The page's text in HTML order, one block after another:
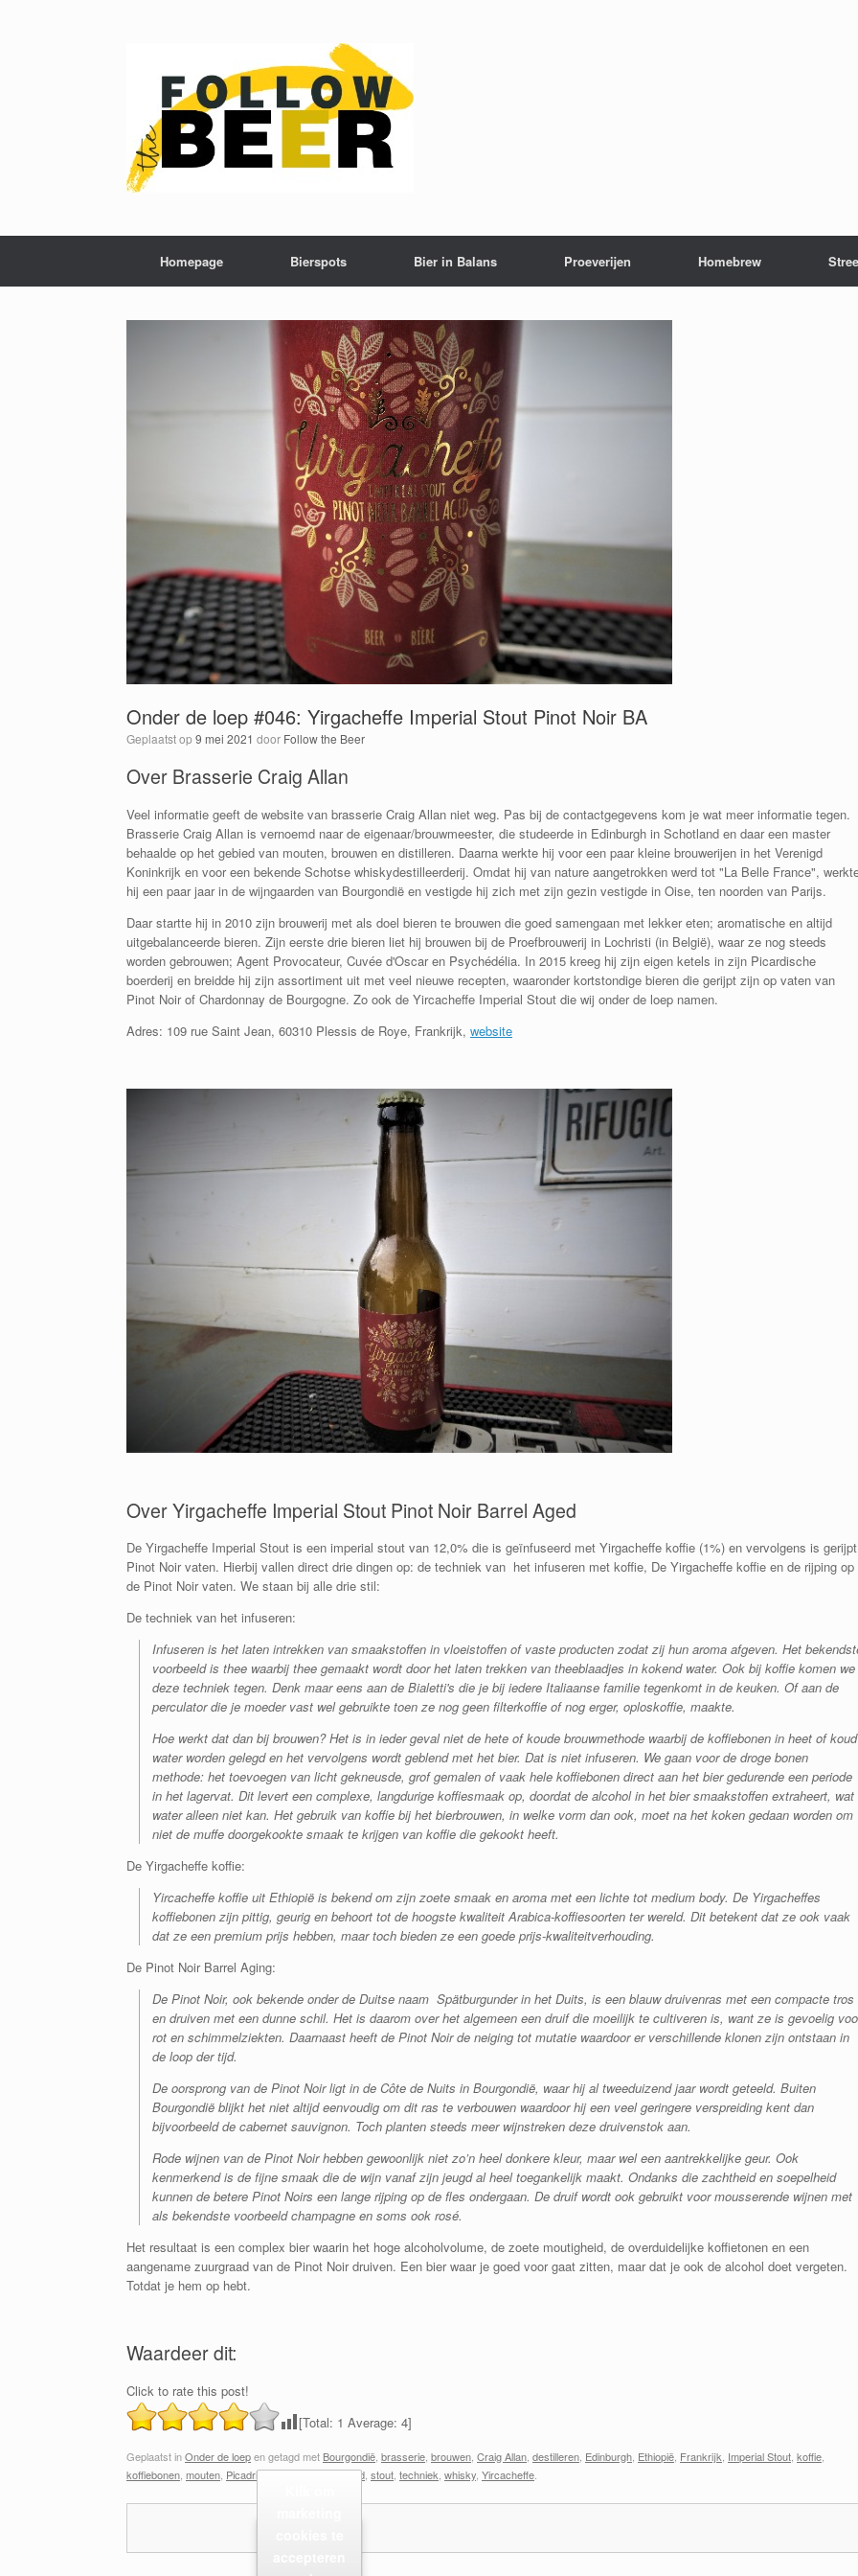
Homepage Bierspots Bier in Balans Proeverijen Homebrew
Onder de loep #046: Yirgacheffe Imperial Stout Pinot Noir BA
Geplaatst op9 mei 2021 door Follow the Beer
Over Brasserie Craig Allan
Veel informatie geeft de website van brasserie Craig Allan niet weg. Pas bij de contactgegevens kom je wat meer informatie tegen.
Brasserie Craig Allan is vernoemd naar de eigenaar/brouwmeester, die studeerde in Edinburgh in Schotland en daar een master
behaalde op het gebied van mouten, brouwen en distilleren. Daarna werkte hij voor een paar kleine brouwerijen in het Verenigd
Koninkrijk en voor een bekende Schotse whiskydestilleerderij. Omdat hij van nature aangetrokken werd tot "La Belle France",
hij een paar jaar in de wijngaarden van Bourgondië en vestigde hij zich met zijn gezin vestigde in Oise, ten noorden van Parijs.
Daar startte hij in 2010 zijn brouwerij met als doel bieren te brouwen die goed samengaan met lekker eten; aromatische en altijd
uitgebalanceerde bieren. Zijn eerste drie bieren liet hij brouwen bij de Proefbrouwerij in Lochristi (in België), waar ze nog steeds
worden gebrouwen; Agent Provocateur, Cuvée d'Oscar en Psychédélia. In 2015 kreeg hij zijn eigen ketels in zijn Picardische
boerderij en breidde hij zijn assortiment uit met veel nieuwe recepten, waaronder kortstondige bieren die gerijpt zijn op vaten van
Pinot Noir of Chardonnay de Bourgogne. Zo ook de Yircacheffe Imperial Stout die wij onder de loep namen.
Adres: 109 rue Saint Jean, 60310 Plessis de Roye, Frankrijk, website
Over Yirgacheffe Imperial Stout Pinot Noir Barrel Aged
De Yirgacheffe Imperial Stout is een imperial stout van 12,0% die is geïnfuseerd met Yirgacheffe koffie (1%) en vervolgens is gerijpt
Pinot Noir vaten. Hierbij vallen direct drie dingen op: de techniek van het infuseren met koffie, De Yirgacheffe koffie en de rijping op
de Pinot Noir vaten. We staan bij alle drie stil:
De techniek van het infuseren:
Infuseren is het laten intrekken van smaakstoffen in vloeistoffen of vaste producten zodat zij hun aroma afgeven. Het
voorbeeld is thee waarbij thee gemaakt wordt door het laten trekken van theeblaadjes in kokend water. Ook bij koffie komen we
deze techniek tegen. Denk maar eens aan de Bialetti's die je bij iedere Italiaanse familie tegenkomt in de keuken. Of aan de
perculator die je moeder vast wel gebruikte toen ze nog geen filterkoffie of nog erger, oploskoffie, maakte.
Hoe werkt dat dan bij brouwen? Het is in ieder geval niet de hete of koude brouwmethode waarbij de koffiebonen in heet of koud
water worden gelegd en het vervolgens wordt geblend met het bier. Dat is niet infuseren. We gaan voor de droge bonen
methode: het toevoegen van licht gekneusde, grof gemalen of vaak hele koffiebonen direct aan het bier gedurende een periode
in het lagervat. Dit levert een complexe, langdurige koffiesmaak op, doordat de alcohol in het bier smaakstoffen extraheert, wat
water alleen niet kan. Het gebruik van koffie bij het bierbrouwen, in welke vorm dan ook, moet na het koken gedaan worden om
niet de muffe doorgekookte smaak te krijgen van koffie die gekookt heeft.
De Yirgacheffe koffie:
Yircacheffe koffie uit Ethiopië is bekend om zijn zoete smaak en aroma met een lichte tot medium body. De Yirgacheffes
koffiebonen zijn pittig, geurig en behoort tot de hoogste kwaliteit Arabica-koffiesoorten ter wereld. Dit betekent dat ze ook vaak
dat ze een premium prijs hebben, maar toch bieden ze een goede prijs-kwaliteitverhouding.
De Pinot Noir Barrel Aging:
De Pinot Noir, ook bekende onder de Duitse naam Spätburgunder in het Duits, is een blauw druivenras met een compacte tros
en druiven met een dunne schil. Het is daarom over het algemeen een druif die moeilijk te cultiveren is, want ze is gevoelig
rot en schimmelziekten. Daarnaast heeft de Pinot Noir de neiging tot mutatie waardoor er verschillende klonen zijn ontstaan in
de loop der tijd.
De oorsprong van de Pinot Noir ligt in de Côte de Nuits in Bourgondië, waar hij al tweeduizend jaar wordt geteeld. Buiten
Bourgondië blijkt het niet altijd eenvoudig om dit ras te verbouwen waardoor hij een veel geringere verspreiding kent dan
bijvoorbeeld de cabernet sauvignon. Toch planten steeds meer wijnstreken deze druivenstok aan.
Rode wijnen van de Pinot Noir hebben gewoonlijk niet zo’n heel donkere kleur, maar wel een aantrekkelijke geur. Ook
kenmerkend is de fijne smaak die de wijn vanaf zijn jeugd al heel toegankelijk maakt. Ondanks die zachtheid en soepelheid
kunnen de betere Pinot Noirs een lange rijping op de fles ondergaan. De druif wordt ook gebruikt voor mousserende wijnen met
als bekendste voorbeeld champagne en soms ook rosé.
Het resultaat is een complex bier waarin het hoge alcoholvolume, de zoete moutigheid, de overduidelijke koffietonen en een
aangename zuurgraad van de Pinot Noir druiven. Een bier waar je goed voor gaat zitten, maar dat je ook de alcohol doet vergeten.
Totdat je hem op hebt.
Waardeer dit:
Click to rate this post!
[Total: 1 Average: 4]
Geplaatst inOnder de loepen getagd met Bourgondië brasserie brouwen Craig Allan destilleren Edinburgh Ethiopië Frankrijk Imperial Stout koffie
koffiebonen mouten Picadrie,Pinot Noir,Schotland stout techniek whisky Yircacheffe